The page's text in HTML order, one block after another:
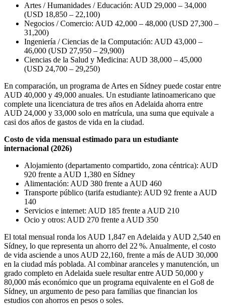
Artes / Humanidades / Educación: AUD 29,000 – 34,000
(USD 18,850 – 22,100)
Negocios / Comercio: AUD 42,000 – 48,000 (USD 27,300 –
31,200)
Ingeniería / Ciencias de la Computación: AUD 43,000 –
46,000 (USD 27,950 – 29,900)
Ciencias de la Salud y Medicina: AUD 38,000 – 45,000
(USD 24,700 – 29,250)
En comparación, un programa de Artes en Sídney puede costar entre
AUD 40,000 y 49,000 anuales. Un estudiante latinoamericano que
complete una licenciatura de tres años en Adelaida ahorra entre
AUD 24,000 y 33,000 solo en matrícula, una suma que equivale a
casi dos años de gastos de vida en la ciudad.
Costo de vida mensual estimado para un estudiante
internacional (2026)
Alojamiento (departamento compartido, zona céntrica): AUD
920 frente a AUD 1,380 en Sídney
Alimentación: AUD 380 frente a AUD 460
Transporte público (tarifa estudiante): AUD 92 frente a AUD
140
Servicios e internet: AUD 185 frente a AUD 210
Ocio y otros: AUD 270 frente a AUD 350
El total mensual ronda los AUD 1,847 en Adelaida y AUD 2,540 en
Sídney, lo que representa un ahorro del 22 %. Anualmente, el costo
de vida asciende a unos AUD 22,160, frente a más de AUD 30,000
en la ciudad más poblada. Al combinar aranceles y manutención, un
grado completo en Adelaida suele resultar entre AUD 50,000 y
80,000 más económico que un programa equivalente en el Go8 de
Sídney, un argumento de peso para familias que financian los
estudios con ahorros en pesos o soles.